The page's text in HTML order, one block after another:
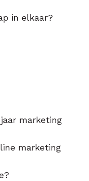
in elkaar?
marketing
marketing